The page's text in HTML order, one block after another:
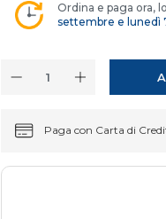
Ordina e paga ora,
settembre e lunedì
Paga con Carta di